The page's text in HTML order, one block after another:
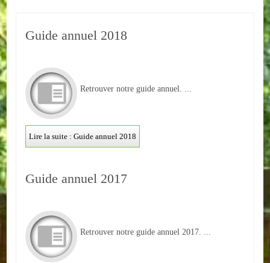
Urbanisme
Santé
Social
Culturel
ACTUALITÉS
ECOLES
Guide annuel 2018
Retrouver notre guide annuel. ...
Lire la suite : Guide annuel 2018
Guide annuel 2017
Retrouver notre guide annuel 2017. ...